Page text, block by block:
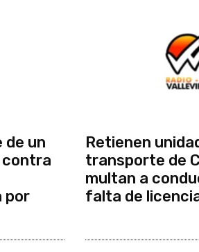
de un
contra
por
Retienen
transporte de
multan a
falta de